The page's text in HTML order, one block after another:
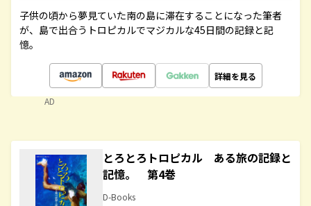
子供の頃から夢見ていた南の島に滞在することになった筆者
が、島で出合うトロピカルでマジカルな45日間の記録と記
憶。
詳細を見る
AD
とろとろトロピカル ある旅の記録と
記憶。 第4巻
D-Books